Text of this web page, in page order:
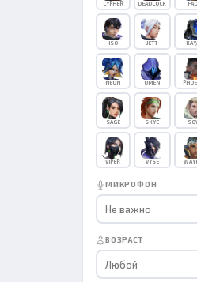
CYPHER DEADLOCK
ISO JETT
NEON OMEN
SAGE SKYE
VIPER VYSE
МИКРОФОН
Не важно
ВОЗРАСТ
Любой